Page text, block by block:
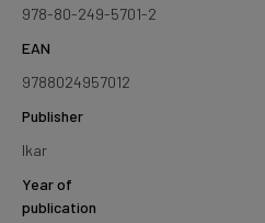
978-80-249-5701-2
EAN
9788024957012
Publisher
Ikar
Year of
publication